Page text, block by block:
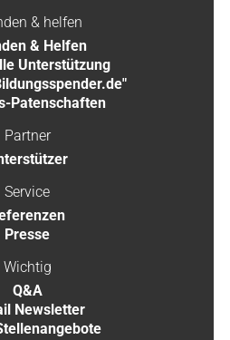
& helfen
& Helfen
Unterstützung
Patenschaften
Partner
Service
Presse
Wichtig
Q&A
Newsletter